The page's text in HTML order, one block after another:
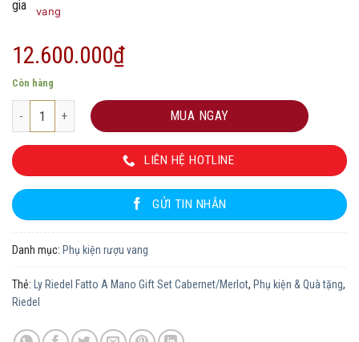
vang
12.600.000₫
Còn hàng
Ly Riedel Fatto A Mano Gift Set Cabernet/Merlot số lượng
MUA NGAY
LIÊN HỆ HOTLINE
GỬI TIN NHẮN
Danh mục: Phụ kiện rượu vang
Thẻ: Ly Riedel Fatto A Mano Gift Set Cabernet/Merlot, Phụ kiện & Quà tặng,
Riedel